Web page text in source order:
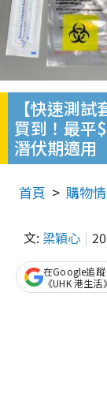
【快速測
買到！最平
潛伏期適用
首頁 購物
文: 梁穎心
在Google追蹤
《UHK 港生活》